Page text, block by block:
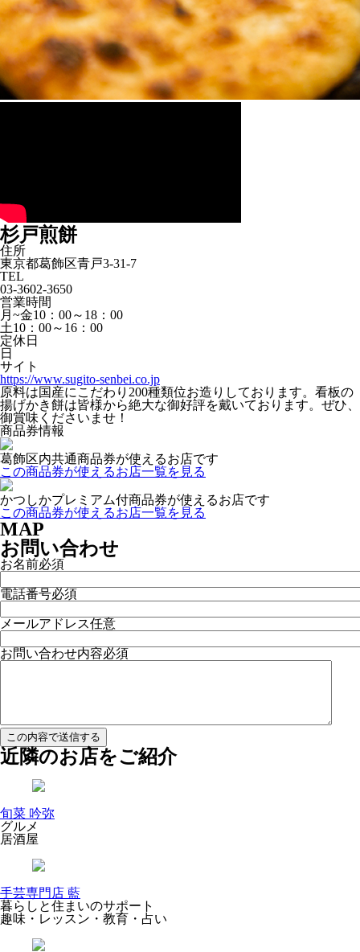
杉戸煎餅
住所
東京都葛飾区青戸3-31-7
TEL
03-3602-3650
営業時間
月~金10：00～18：00
土10：00～16：00
定休日
日
サイト
https://www.sugito-senbei.co.jp
原料は国産にこだわり200種類位お造りしております。看板の
揚げかき餅は皆様から絶大な御好評を戴いております。ぜひ、
御賞味くださいませ！
商品券情報
葛飾区内共通商品券が使えるお店です
この商品券が使えるお店一覧を見る
かつしかプレミアム付商品券が使えるお店です
この商品券が使えるお店一覧を見る
MAP
お問い合わせ
お名前必須
電話番号必須
メールアドレス任意
お問い合わせ内容必須
近隣のお店をご紹介
旬菜 吟弥
グルメ
居酒屋
手芸専門店 藍
暮らしと住まいのサポート
趣味・レッスン・教育・占い